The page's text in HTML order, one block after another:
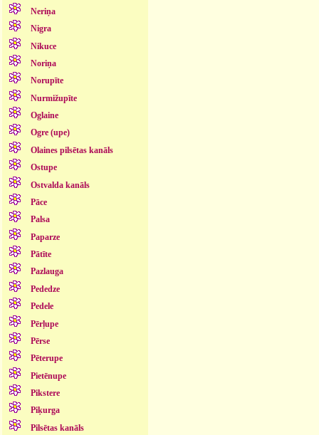
Neriņa
Nigra
Nikuce
Noriņa
Norupīte
Nurmižupīte
Oglaine
Ogre (upe)
Olaines pilsētas kanāls
Ostupe
Ostvalda kanāls
Pāce
Palsa
Paparze
Pātīte
Pazlauga
Pededze
Pedele
Pērļupe
Pērse
Pēterupe
Pietēnupe
Pikstere
Piķurga
Pilsētas kanāls